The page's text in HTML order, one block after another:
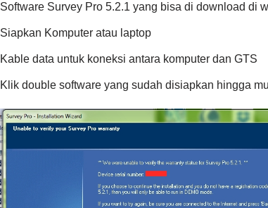
Software Survey Pro 5.2.1 yang bisa di download di
Siapkan Komputer atau laptop
Kable data untuk koneksi antara komputer dan GTS
Klik double software yang sudah disiapkan hingga